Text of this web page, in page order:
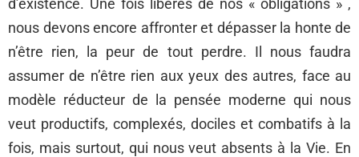
d’existence. Une fois libérés de nos « obligations » ,
nous devons encore affronter et dépasser la honte de
n’être rien, la peur de tout perdre. Il nous faudra
assumer de n’être rien aux yeux des autres, face au
modèle réducteur de la pensée moderne qui nous
veut productifs, complexés, dociles et combatifs à la
fois, mais surtout, qui nous veut absents à la Vie. En